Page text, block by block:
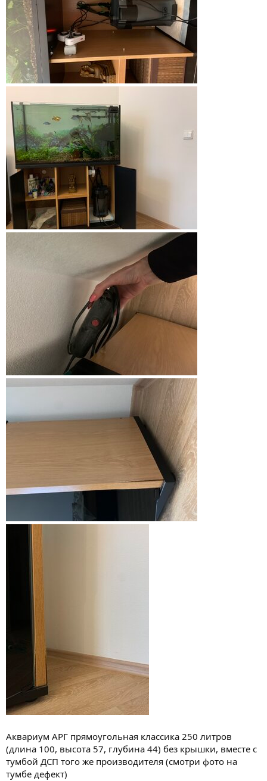
Аквариум АРГ прямоугольная классика 250 литров
(длина 100, высота 57, глубина 44) без крышки, вместе с
тумбой ДСП того же производителя (смотри фото на
тумбе дефект)